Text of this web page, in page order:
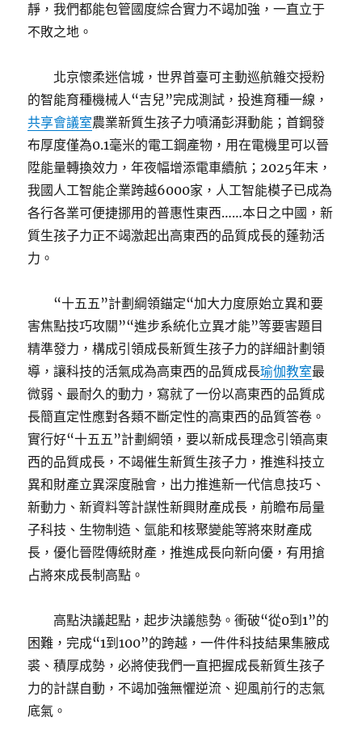
靜，我們都能包管國度綜合實力不竭加強，一直立于
不敗之地。
北京懷柔迷信城，世界首臺可主動巡航雜交授粉
的智能育種機械人“吉兒”完成測試，投進育種一線，
共享會議室農業新質生孩子力噴涌彭湃動能；首鋼發
布厚度僅為0.1毫米的電工鋼產物，用在電機里可以晉
陞能量轉換效力，年夜幅增添電車續航；2025年末，
我國人工智能企業跨越6000家，人工智能模子已成為
各行各業可便捷挪用的普惠性東西……本日之中國，新
質生孩子力正不竭激起出高東西的品質成長的蓬勃活
力。
“十五五”計劃綱領錨定“加大力度原始立異和要
害焦點技巧攻關”“進步系統化立異才能”等要害題目
精準發力，構成引領成長新質生孩子力的詳細計劃領
導，讓科技的活氣成為高東西的品質成長瑜伽教室最
微弱、最耐久的動力，寫就了一份以高東西的品質成
長簡直定性應對各類不斷定性的高東西的品質答卷。
實行好“十五五”計劃綱領，要以新成長理念引領高東
西的品質成長，不竭催生新質生孩子力，推進科技立
異和財產立異深度融會，出力推進新一代信息技巧、
新動力、新資料等計謀性新興財產成長，前瞻布局量
子科技、生物制造、氫能和核聚變能等將來財產成
長，優化晉陞傳統財產，推進成長向新向優，有用搶
占將來成長制高點。
高點決議起點，起步決議態勢。衝破“從0到1”的
困難，完成“1到100”的跨越，一件件科技結果集腋成
裘、積厚成勢，必將使我們一直把握成長新質生孩子
力的計謀自動，不竭加強無懼逆流、迎風前行的志氣
底氣。